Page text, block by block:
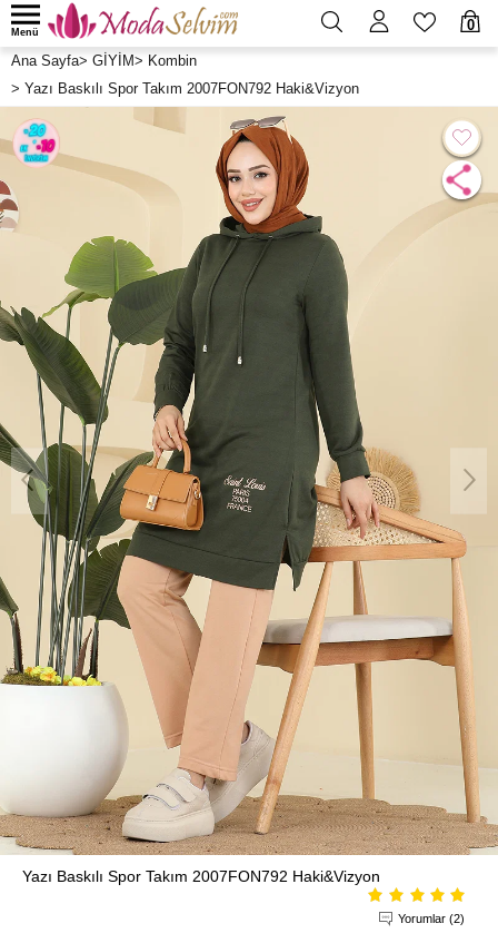
0
Menü
Ana Sayfa> GİYİM> Kombin
> Yazı Baskılı Spor Takım 2007FON792 Haki&Vizyon
Yazı Baskılı Spor Takım 2007FON792 Haki&Vizyon
Yorumlar (2)